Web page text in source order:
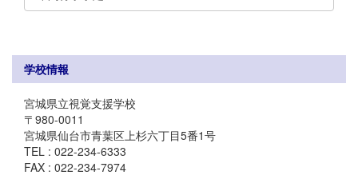
学校情報
宮城県立視覚支援学校
〒980-0011
宮城県仙台市青葉区上杉六丁目5番1号
TEL : 022-234-6333
FAX : 022-234-7974